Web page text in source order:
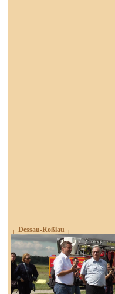
┌ Dessau-Roßlau ┐